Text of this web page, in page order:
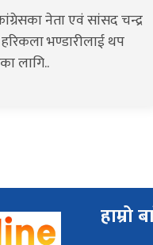
नेता एवं सांसद चन्द्र
भण्डारीलाई थप
लागि..
हाम्रो